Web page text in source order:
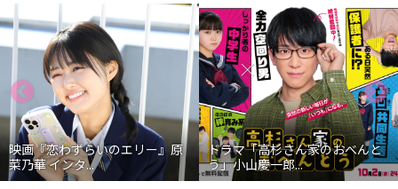
映画『恋わずらいのエリー』原
菜乃華 インタ...
ドラマ「高杉さん家のおべんと
う」小山慶一郎...